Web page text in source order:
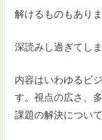
解けるものもありま
深読みし過ぎてし
内容はいわゆるビ
す。視点の広さ、
課題の解決につい